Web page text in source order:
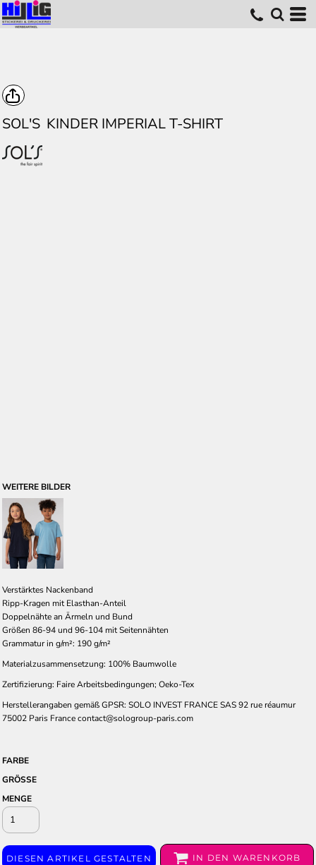
SOL'S KINDER IMPERIAL T-SHIRT
WEITERE BILDER
Verstärktes Nackenband
Ripp-Kragen mit Elasthan-Anteil
Doppelnähte an Ärmeln und Bund
Größen 86-94 und 96-104 mit Seitennähten
Grammatur in g/m²: 190 g/m²
Materialzusammensetzung: 100% Baumwolle
Zertifizierung: Faire Arbeitsbedingungen; Oeko-Tex
Herstellerangaben gemäß GPSR: SOLO INVEST FRANCE SAS 92 rue réaumur
75002 Paris France contact@sologroup-paris.com
FARBE
GRÖSSE
MENGE
DIESEN ARTIKEL GESTALTEN IN DEN WARENKORB